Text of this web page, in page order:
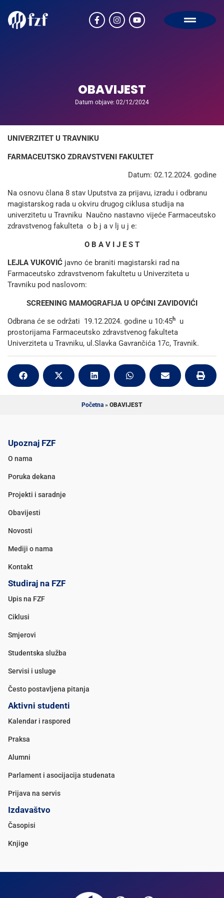
OBAVIJEST
Datum objave: 02/12/2024
UNIVERZITET U TRAVNIKU
FARMACEUTSKO ZDRAVSTVENI FAKULTET
Datum: 02.12.2024. godine
Na osnovu člana 8 stav Uputstva za prijavu, izradu i odbranu
magistarskog rada u okviru drugog ciklusa studija na
univerzitetu u Travniku Naučno nastavno vijeće Farmaceutsko
zdravstvenog fakulteta o b j a v lj u j e:
O B A V I J E S T
LEJLA VUKOVIĆ javno će braniti magistarski rad na
Farmaceutsko zdravstvenom fakultetu u Univerziteta u
Travniku pod naslovom:
SCREENING MAMOGRAFIJA U OPĆINI ZAVIDOVIĆI
Odbrana će se održati 19.12.2024. godine u 10:45h
u
prostorijama Farmaceutsko zdravstvenog fakulteta
Univerziteta u Travniku, ul.Slavka Gavrančića 17c, Travnik.
Početna » OBAVIJEST
Upoznaj FZF
O nama
Poruka dekana
Projekti i saradnje
Obavijesti
Novosti
Mediji o nama
Kontakt
Studiraj na FZF
Upis na FZF
Ciklusi
Smjerovi
Studentska služba
Servisi i usluge
Često postavljena pitanja
Aktivni studenti
Kalendar i raspored
Praksa
Alumni
Parlament i asocijacija studenata
Prijava na servis
Izdavaštvo
Časopisi
Knjige